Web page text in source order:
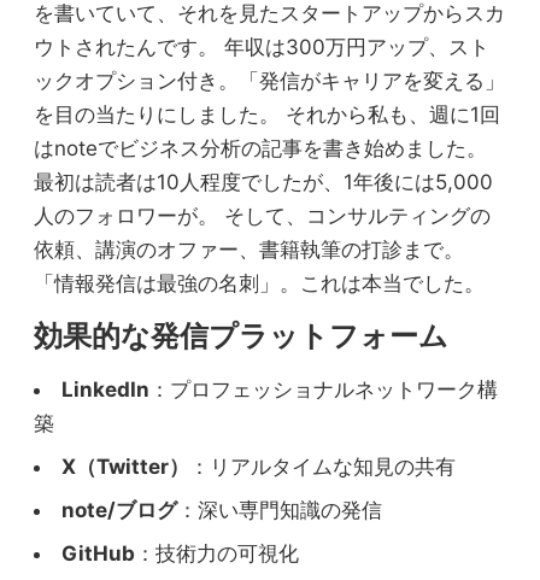
を書いていて、それを見たスタートアップからスカ
ウトされたんです。 年収は300万円アップ、スト
ックオプション付き。「発信がキャリアを変える」
を目の当たりにしました。 それから私も、週に1回
はnoteでビジネス分析の記事を書き始めました。
最初は読者は10人程度でしたが、1年後には5,000
人のフォロワーが。 そして、コンサルティングの
依頼、講演のオファー、書籍執筆の打診まで。
「情報発信は最強の名刺」。これは本当でした。
効果的な発信プラットフォーム
LinkedIn ：プロフェッショナルネットワーク構
築
X（Twitter）
：リアルタイムな知見の共有
note/ブログ：深い専門知識の発信
GitHub ：技術力の可視化